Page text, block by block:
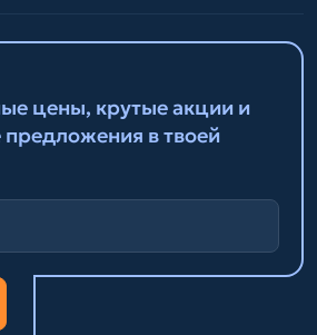
цены, крутые акции и
в твоей